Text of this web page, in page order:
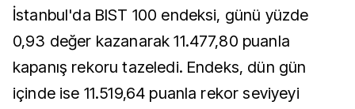
İstanbul'da BIST 100 endeksi, günü yüzde
0,93 değer kazanarak 11.477,80 puanla
kapanış rekoru tazeledi. Endeks, dün gün
içinde ise 11.519,64 puanla rekor seviyeyi